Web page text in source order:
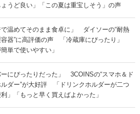
うど良い」「この夏は重宝しそう」の声
で温めてそのまま食卓に」 ダイソーの“耐熱
器”に高評価の声 「冷蔵庫にぴったり」
簡単で使いやすい」
ーにぴったりだった」 3COINSの“スマホ＆ド
ルダー”が大好評 「ドリンクホルダーが二つ
」「もっと早く買えばよかった」